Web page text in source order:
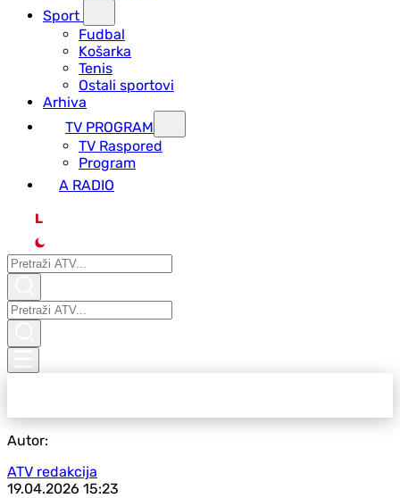
Sport
Fudbal
Košarka
Tenis
Ostali sportovi
Arhiva
TV PROGRAM
ТV Raspored
Program
A RADIO
L
Autor:
ATV redakcija
19.04.2026 15:23